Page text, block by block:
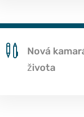

Nová
života